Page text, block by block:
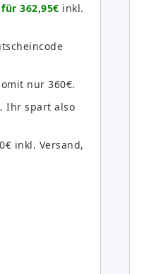
362,95€ inkl.
nur 360€.
Ihr spart also
inkl. Versand,